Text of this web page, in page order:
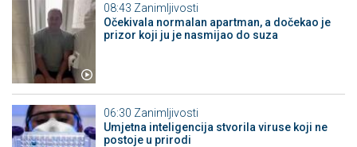
08:43 Zanimljivosti
Očekivala normalan apartman, a dočekao je
prizor koji ju je nasmijao do suza
06:30 Zanimljivosti
Umjetna inteligencija stvorila viruse koji ne
postoje u prirodi